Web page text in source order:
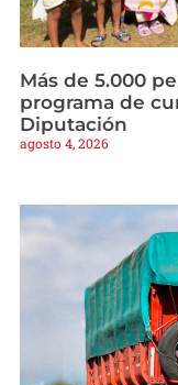
Más de 5.000
programa de
Diputación
agosto 4, 2026